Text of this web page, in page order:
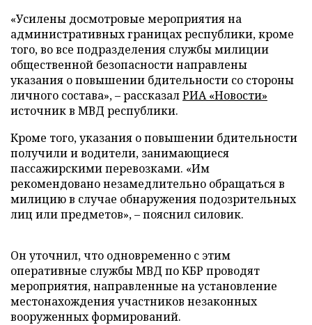
«Усилены досмотровые мероприятия на
административных границах республики, кроме
того, во все подразделения службы милиции
общественной безопасности направлены
указания о повышении бдительности со стороны
личного состава», – рассказалРИА «Новости»
источник в МВД республики.
Кроме того, указания о повышении бдительности
получили и водители, занимающиеся
пассажирскими перевозками. «Им
рекомендовано незамедлительно обращаться в
милицию в случае обнаружения подозрительных
лиц или предметов», – пояснил силовик.
Он уточнил, что одновременно с этим
оперативные службы МВД по КБР проводят
мероприятия, направленные на установление
местонахождения участников незаконных
вооруженных формирований.